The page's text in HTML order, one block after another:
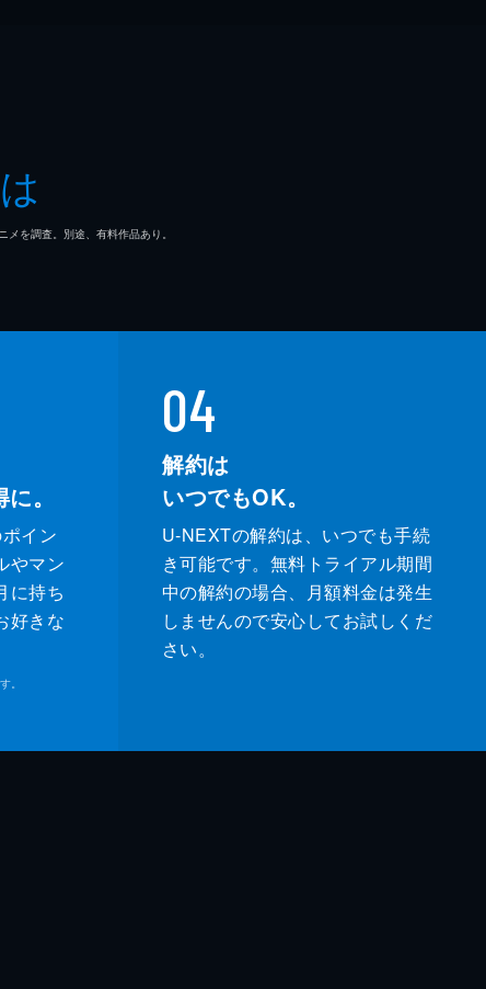
を調査。別途、有料作品あり。
。
イン
やマン
に持ち
好きな
。
04
解約は
いつでもOK。
U-NEXTの解約は、いつでも手続
き可能です。無料トライアル期間
中の解約の場合、月額料金は発生
しませんので安心してお試しくだ
さい。